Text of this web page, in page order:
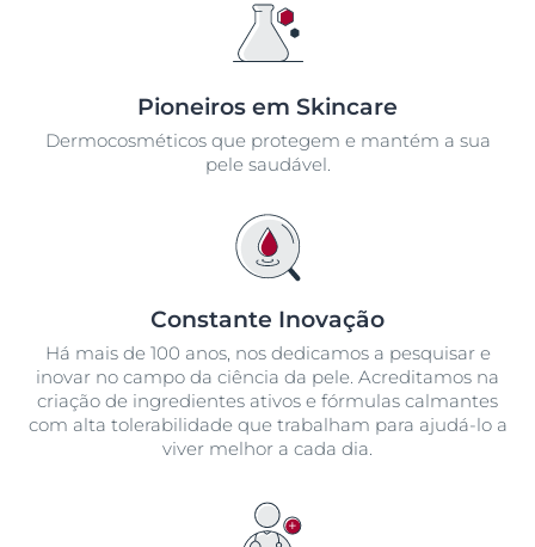
Pioneiros em Skincare
Dermocosméticos que protegem e mantém a sua
pele saudável.
Constante Inovação
Há mais de 100 anos, nos dedicamos a pesquisar e
inovar no campo da ciência da pele. Acreditamos na
criação de ingredientes ativos e fórmulas calmantes
com alta tolerabilidade que trabalham para ajudá-lo a
viver melhor a cada dia.